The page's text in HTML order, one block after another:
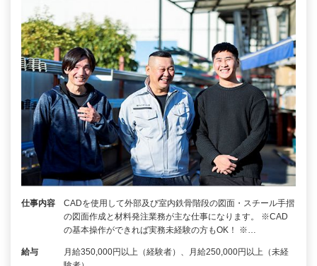
仕事内容
CADを使用して外部及び室内鉄骨階段の図面・スチール手摺
の図面作成と材料発注業務が主な仕事になります。 ※CAD
の基本操作ができれば実務未経験の方もOK！ ※…
給与
月給350,000円以上（経験者）、月給250,000円以上（未経